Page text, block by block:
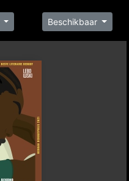
Beschikbaar